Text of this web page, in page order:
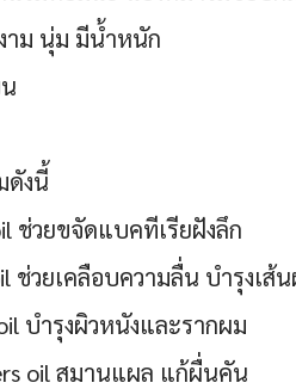
าม นุ่ม มีน้ำหนัก
ดังนี้
ช่วยขจัดแบคทีเรียฝังลึก
ช่วยเคลือบความลื่น บำรุงเส้
บำรุงผิวหนังและรากผม
oil สมานแผล แก้ผื่นคัน